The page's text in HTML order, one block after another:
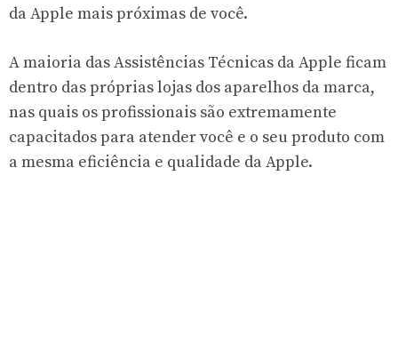
da Apple mais próximas de você.
A maioria das Assistências Técnicas da Apple ficam
dentro das próprias lojas dos aparelhos da marca,
nas quais os profissionais são extremamente
capacitados para atender você e o seu produto com
a mesma eficiência e qualidade da Apple.